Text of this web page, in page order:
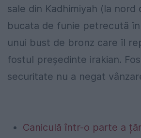
sale din Kadhimiyah (la nord
bucata de funie petrecută
unui bust de bronz care îl
fostul președinte irakian.
securitate nu a negat
Caniculă într-o parte a